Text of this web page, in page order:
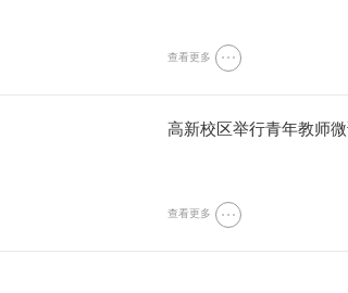
查看更多
高新校区举行青年教师
查看更多